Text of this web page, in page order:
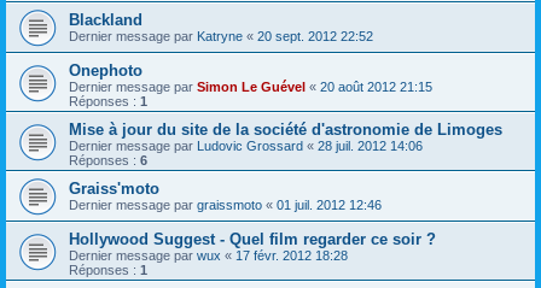
Blackland
Dernier message par Katryne « 20 sept. 2012 22:52
Onephoto
Dernier message par Simon Le Guével « 20 août 2012 21:15
Réponses : 1
Mise à jour du site de la société d'astronomie de Limoges
Dernier message par Ludovic Grossard « 28 juil. 2012 14:06
Réponses : 6
Graiss'moto
Dernier message par graissmoto « 01 juil. 2012 12:46
Hollywood Suggest - Quel film regarder ce soir ?
Dernier message par wux « 17 févr. 2012 18:28
Réponses : 1